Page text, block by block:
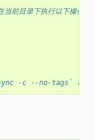
前目录下执行以下操作
-c --no-tags` 命令更